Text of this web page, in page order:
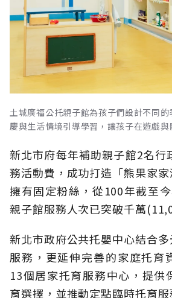
土城廣福公托親子館為孩子們設計不同
慶與生活情境引導學習，讓孩子在遊戲與
新北市府每年補助親子館2名行
務活動費，成功打造「熊果家家
擁有固定粉絲，從100年截至
親子館服務人次已突破千萬
新北市政府公共托嬰中心結合
服務，更延伸完善的家庭托育
13個居家托育服務中心，提供
育選擇，並推動定點臨時托育